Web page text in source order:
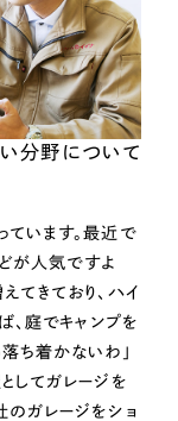
分野について
ています。最近で
どが人気ですよ
てきており、ハイ
、庭でキャンプを
ち着かないわ」
してガレージを
のガレージをショ